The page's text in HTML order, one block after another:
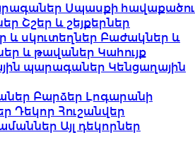
Սպասքի հավաքածու
Շշեր և շեյքերներ
և սկուտեղներ Բաժակներ և
և թավաներ Կահույք
պարագաներ Կենցաղային
Բարձեր Լոգարանի
Դեկոր Հուշանվեր
Այլ դեկորներ